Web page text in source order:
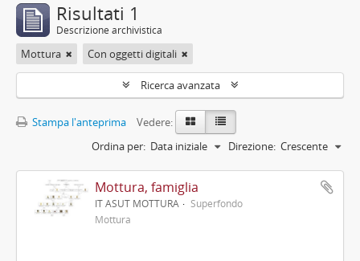
Risultati 1
Descrizione archivistica
Mottura Con oggetti digitali
Ricerca avanzata
Stampa l'anteprima
Vedere:
Ordina per: Data iniziale Direzione: Crescente
Mottura, famiglia
IT ASUT MOTTURA
Superfondo
Mottura